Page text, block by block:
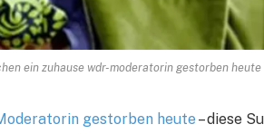
ein zuhause wdr-moderatorin gestorben heute
gestorben heute – diese